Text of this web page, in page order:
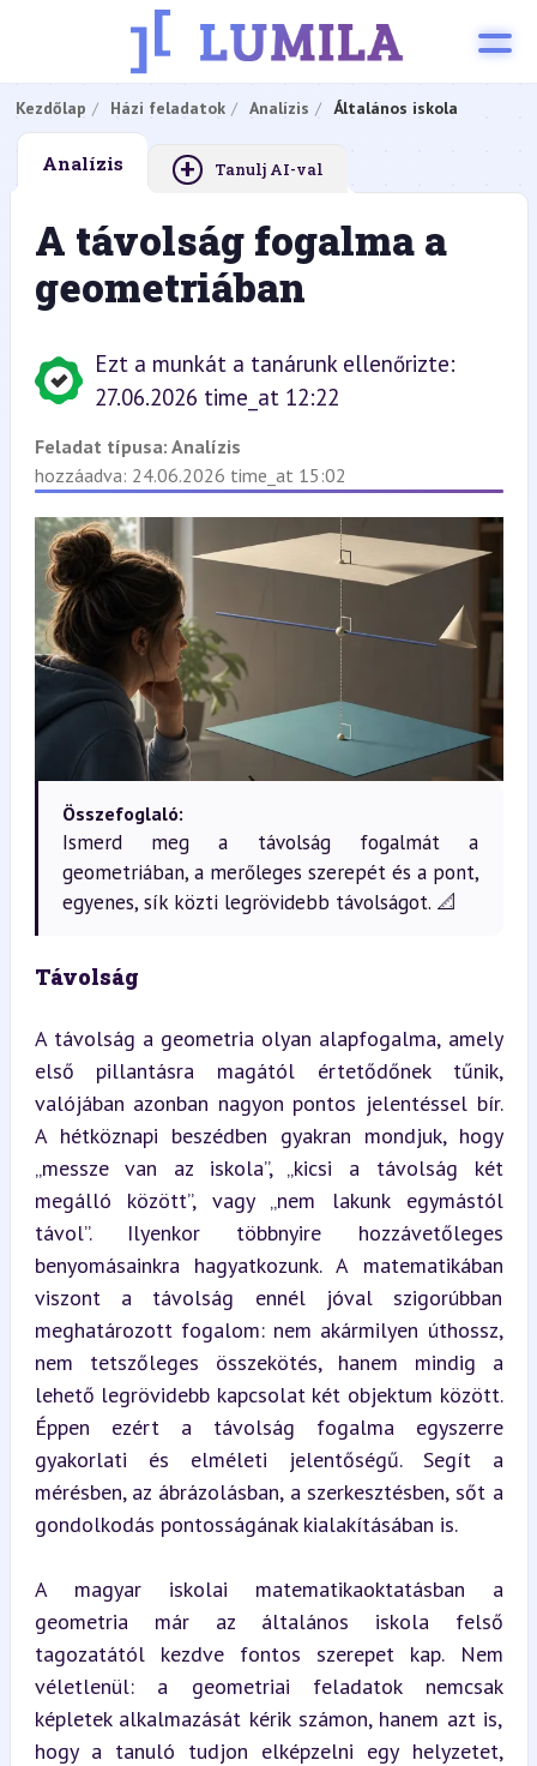
Kezdőlap Házi feladatok Analízis Általános iskola
Analízis + Tanulj AI-val
A távolság fogalma a
geometriában
Ezt a munkát a tanárunk ellenőrizte:
27.06.2026 time_at 12:22
Feladat típusa: Analízis
hozzáadva: 24.06.2026 time_at 15:02
Összefoglaló:
Ismerd meg a távolság fogalmát a
geometriában, a merőleges szerepét és a pont,
egyenes, sík közti legrövidebb távolságot. 📐
Távolság
A távolság a geometria olyan alapfogalma, amely
első pillantásra magától értetődőnek tűnik,
valójában azonban nagyon pontos jelentéssel bír.
A hétköznapi beszédben gyakran mondjuk, hogy
„messze van az iskola”, „kicsi a távolság két
megálló között”, vagy „nem lakunk egymástól
távol”. Ilyenkor többnyire hozzávetőleges
benyomásainkra hagyatkozunk. A matematikában
viszont a távolság ennél jóval szigorúbban
meghatározott fogalom: nem akármilyen úthossz,
nem tetszőleges összekötés, hanem mindig a
lehető legrövidebb kapcsolat két objektum között.
Éppen ezért a távolság fogalma egyszerre
gyakorlati és elméleti jelentőségű. Segít a
mérésben, az ábrázolásban, a szerkesztésben, sőt a
gondolkodás pontosságának kialakításában is.
A magyar iskolai matematikaoktatásban a
geometria már az általános iskola felső
tagozatától kezdve fontos szerepet kap. Nem
véletlenül: a geometriai feladatok nemcsak
képletek alkalmazását kérik számon, hanem azt is,
hogy a tanuló tudjon elképzelni egy helyzetet,